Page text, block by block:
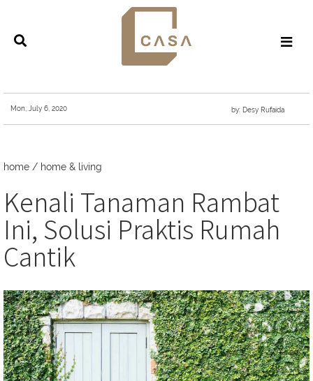
Mon, July 6, 2020 by: Desy Rufaida
home / home & living
Kenali Tanaman Rambat
Ini, Solusi Praktis Rumah
Cantik